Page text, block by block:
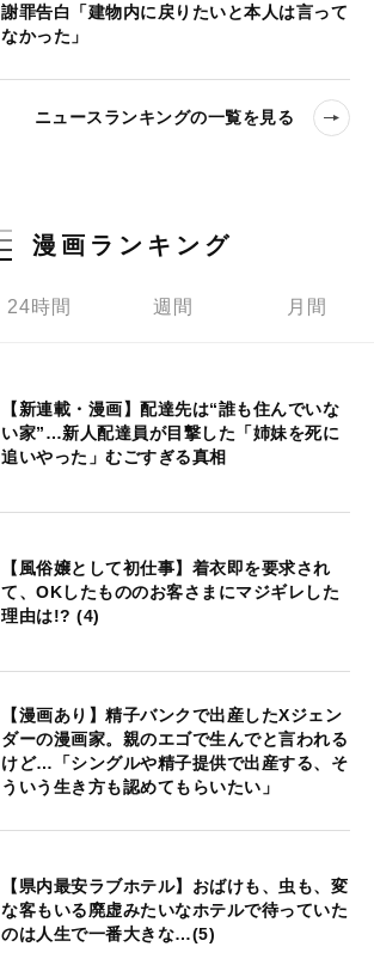
謝罪告白「建物内に戻りたいと本人は言って
なかった」
ニュースランキングの一覧を見る
漫画ランキング
24時間 週間 月間
【新連載・漫画】配達先は“誰も住んでいな
い家”…新人配達員が目撃した「姉妹を死に
追いやった」むごすぎる真相
【風俗嬢として初仕事】着衣即を要求され
て、OKしたもののお客さまにマジギレした
理由は!? (4)
【漫画あり】精子バンクで出産したXジェン
ダーの漫画家。親のエゴで生んでと言われる
けど…「シングルや精子提供で出産する、そ
ういう生き方も認めてもらいたい」
【県内最安ラブホテル】おばけも、虫も、変
な客もいる廃虚みたいなホテルで待っていた
のは人生で一番大きな…(5)